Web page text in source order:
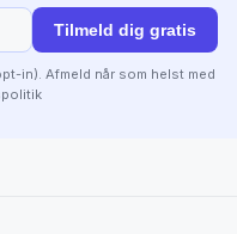
Tilmeld dig gratis
in). Afmeld når som helst med